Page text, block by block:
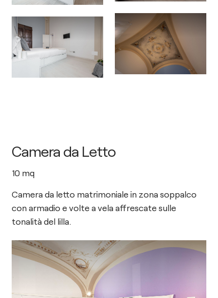
Camera da Letto
10 mq
Camera da letto matrimoniale in zona soppalco
con armadio e volte a vela affrescate sulle
tonalità del lilla.